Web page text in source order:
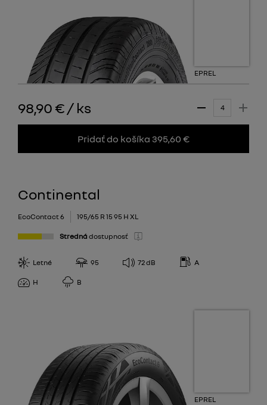
EPREL
98,90 € / ks
Pridať do košíka 395,60 €
Continental
EcoContact 6 195/65 R 15 95 H XL
Stredná dostupnosť
Letné 95 72dB A
H B
EPREL